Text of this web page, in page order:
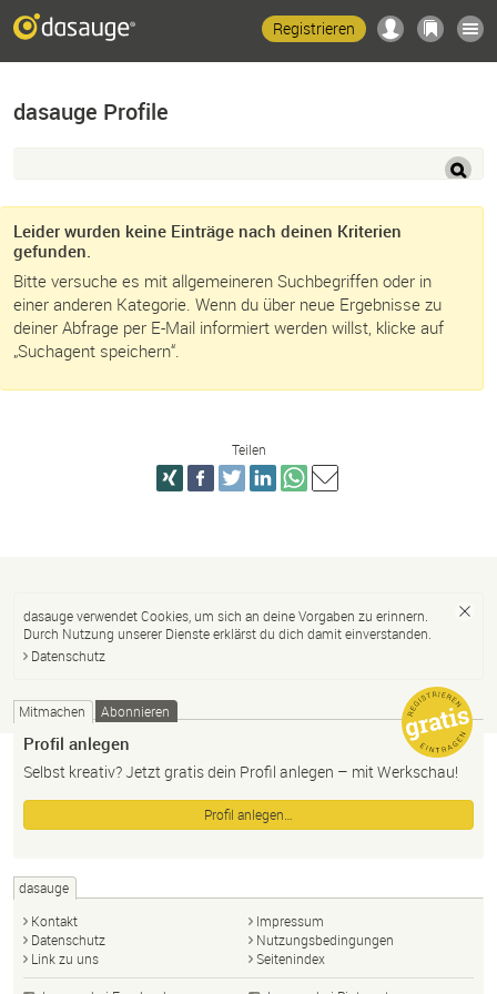
Registrieren
dasauge Profile
Leider wurden keine Einträge nach deinen Kriterien
gefunden.
Bitte versuche es mit allgemeineren Suchbegriffen oder in
einer anderen Kategorie. Wenn du über neue Ergebnisse zu
deiner Abfrage per E-Mail informiert werden willst, klicke auf
„Suchagent speichern“.
Teilen
dasauge verwendet Cookies, um sich an deine Vorgaben zu erinnern.
Durch Nutzung unserer Dienste erklärst du dich damit einverstanden.
Datenschutz
Mitmachen Abonnieren
Profil anlegen
Selbst kreativ? Jetzt gratis dein Profil anlegen – mit Werkschau!
Profil anlegen…
dasauge
Kontakt
Impressum
Datenschutz
Nutzungsbedingungen
Link zu uns
Seitenindex